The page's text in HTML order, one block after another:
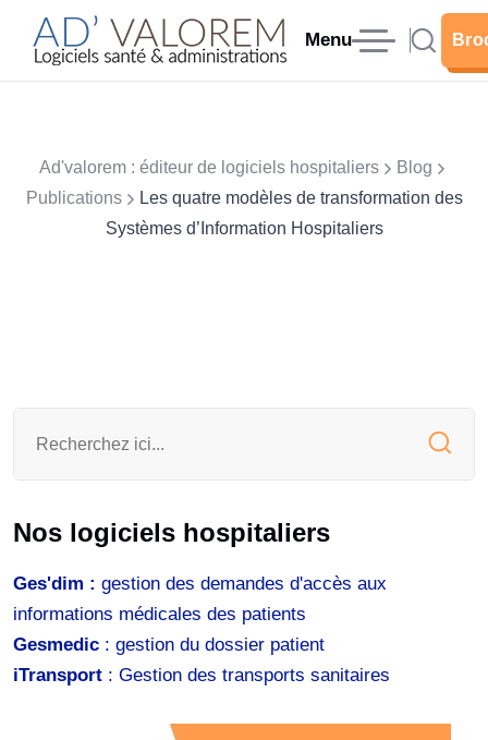
Menu
Ad'valorem : éditeur de logiciels hospitaliers
Blog
Publications
Les quatre modèles de transformation des
Systèmes d’Information Hospitaliers
Nos logiciels hospitaliers
Ges'dim : gestion des demandes d'accès aux
informations médicales des patients
Gesmedic : gestion du dossier patient
iTransport : Gestion des transports sanitaires